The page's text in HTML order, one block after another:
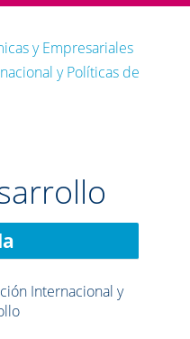
y Empresariales
y Políticas de
Internacional y